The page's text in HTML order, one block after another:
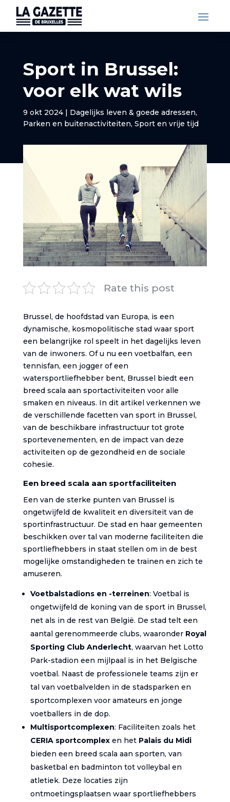
Sport in Brussel:
voor elk wat wils
9 okt 2024| Dagelijks leven & goede adressen,
Parken en buitenactiviteiten, Sport en vrije tijd
Rate this post
Brussel, de hoofdstad van Europa, is een
dynamische, kosmopolitische stad waar sport
een belangrijke rol speelt in het dagelijks leven
van de inwoners. Of u nu een voetbalfan, een
tennisfan, een jogger of een
watersportliefhebber bent, Brussel biedt een
breed scala aan sportactiviteiten voor alle
smaken en niveaus. In dit artikel verkennen we
de verschillende facetten van sport in Brussel,
van de beschikbare infrastructuur tot grote
sportevenementen, en de impact van deze
activiteiten op de gezondheid en de sociale
cohesie.
Een breed scala aan sportfaciliteiten
Een van de sterke punten van Brussel is
ongetwijfeld de kwaliteit en diversiteit van de
sportinfrastructuur. De stad en haar gemeenten
beschikken over tal van moderne faciliteiten die
sportliefhebbers in staat stellen om in de best
mogelijke omstandigheden te trainen en zich te
amuseren.
Voetbalstadions en -terreinen: Voetbal is
ongetwijfeld de koning van de sport in Brussel,
net als in de rest van België. De stad telt een
aantal gerenommeerde clubs, waaronder Royal
Sporting Club Anderlecht, waarvan het Lotto
Park-stadion een mijlpaal is in het Belgische
voetbal. Naast de professionele teams zijn er
tal van voetbalvelden in de stadsparken en
sportcomplexen voor amateurs en jonge
voetballers in de dop.
Multisportcomplexen: Faciliteiten zoals het
CERIA sportcomplexen het Palais du Midi
bieden een breed scala aan sporten, van
basketbal en badminton tot volleybal en
atletiek. Deze locaties zijn
ontmoetingsplaatsen waar sportliefhebbers